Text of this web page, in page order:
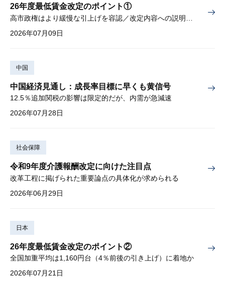
26年度最低賃金改定のポイント①
2026年07月09日
中国
中国経済見通し：成長率目標に早くも黄信号
12.5％追加関税の影響は限定的だが、内需が急減速
2026年07月28日
社会保障
令和9年度介護報酬改定に向けた注目点
改革工程に掲げられた重要論点の具体化が求められる
2026年06月29日
日本
26年度最低賃金改定のポイント②
全国加重平均は1,160円台（4％前後の引き上げ）に着地か
2026年07月21日